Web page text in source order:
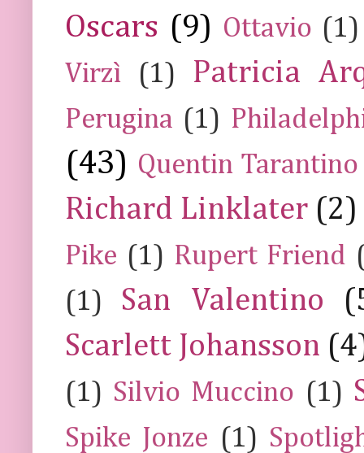
Oscars (9) Ottavio (1)
Virzì
(1) Patricia
Perugina (1)
(43) Quentin Tarantino
Richard Linklater (2)
Pike (1) Rupert Friend
(1)
San Valentino
Scarlett Johansson
(1) Silvio Muccino (1)
Spike Jonze (1)